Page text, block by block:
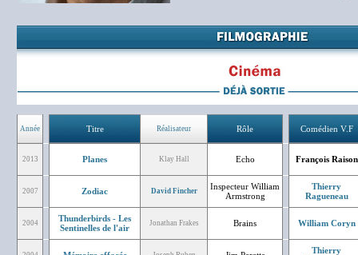
Année Titre Réalisateur Rôle Comédien V.F
2013 Planes Klay Hall Echo François Raison
2007 Zodiac David Fincher
Inspecteur William
Armstrong
Thierry
Ragueneau
2004
Thunderbirds - Les
Sentinelles de l'air
Jonathan Frakes Brains William Coryn
Thierry